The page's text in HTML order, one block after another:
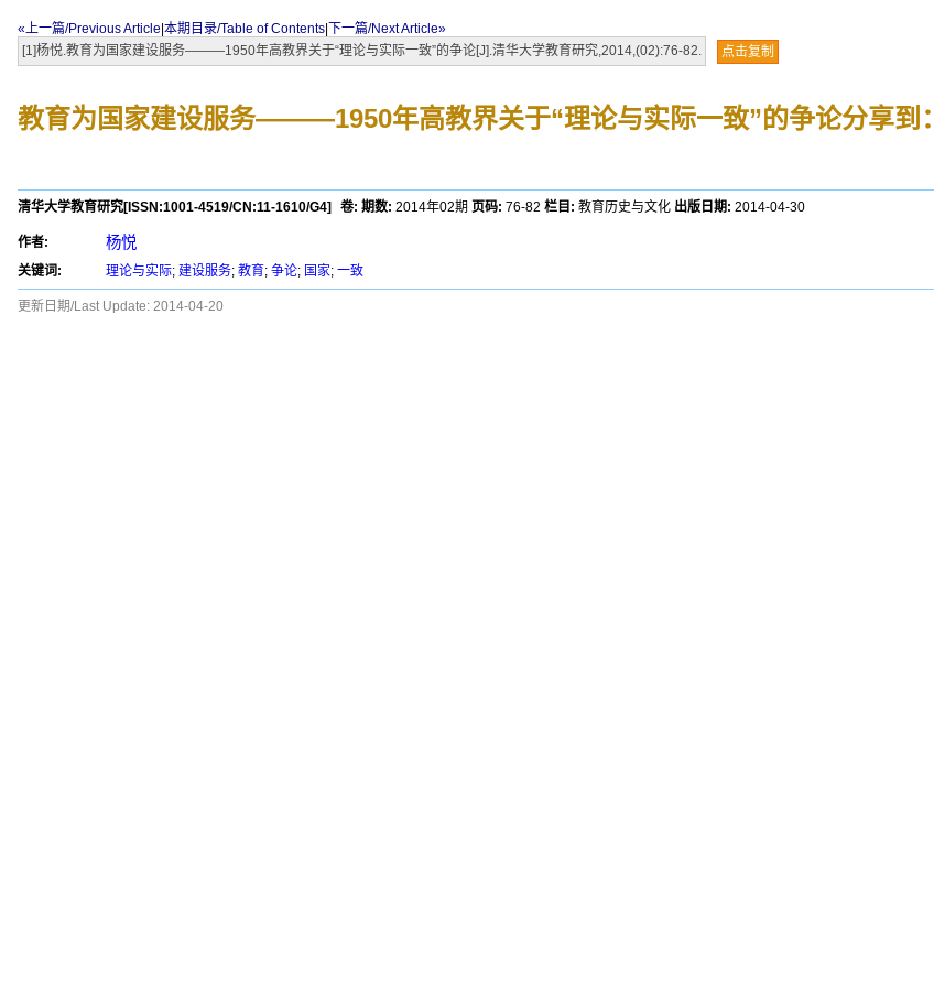
«上一篇/Previous Article 本期目录/Table of Contents
下一篇/Next Article»
[1]杨悦.教育为国家建设服务———1950年高教界关于“理论与实际一致”的争论[J].清华大学教育研究,2014,(02):76-82.
点击复制
教育为国家建设服务———1950年高教界关于“理论与实际一致”的争论分享到：
清华大学教育研究[ISSN:1001-4519/CN:11-1610/G4] 卷: 期数: 2014年02期 页码: 76-82 栏目: 教育历史与文化 出版日期: 2014-04-30
作者: 杨悦
关键词: 理论与实际; 建设服务; 教育; 争论; 国家; 一致
更新日期/Last Update: 2014-04-20